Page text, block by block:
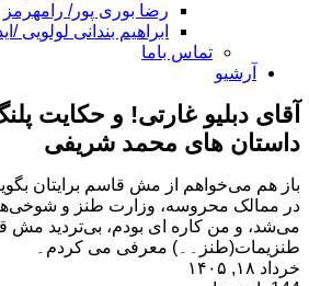
رضا بوری پور/ رامهرمز
ابراهیم بندانی لولویی /
تماس باما
آرشیو
آقای دبلیو غارتی! و حکایت
داستان های محمد شریفی
باز هم می‌خواهم از مش قاسم برایتان
در ممالک محروسه، وزارت طنز و
می‌شد، و من کاره ای بودم، بی‌تردید مش
طنزیمات(طنز۔۔) معرفی می کردم۔
خرداد ۱۸, ۱۴۰۵